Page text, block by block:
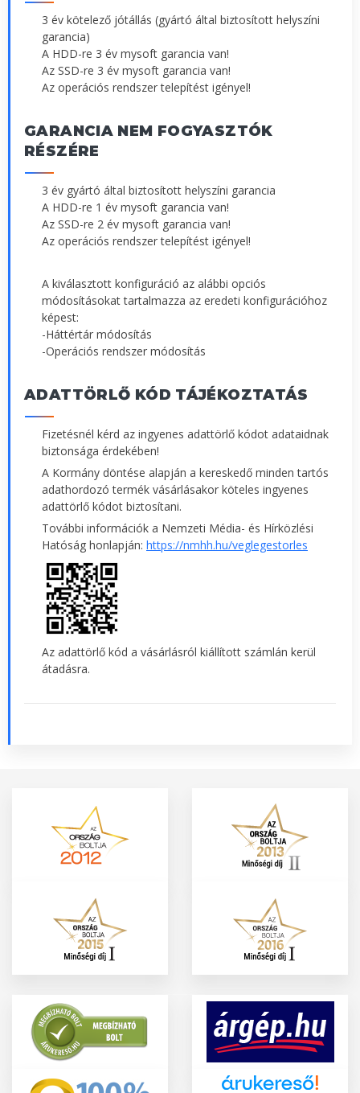
3 év kötelező jótállás (gyártó által biztosított helyszíni
garancia)
A HDD-re 3 év mysoft garancia van!
Az SSD-re 3 év mysoft garancia van!
Az operációs rendszer telepítést igényel!
GARANCIA NEM FOGYASZTÓK
RÉSZÉRE
3 év gyártó által biztosított helyszíni garancia
A HDD-re 1 év mysoft garancia van!
Az SSD-re 2 év mysoft garancia van!
Az operációs rendszer telepítést igényel!
A kiválasztott konfiguráció az alábbi opciós
módosításokat tartalmazza az eredeti konfigurációhoz
képest:
-Háttértár módosítás
-Operációs rendszer módosítás
ADATTÖRLŐ KÓD TÁJÉKOZTATÁS
Fizetésnél kérd az ingyenes adattörlő kódot adataidnak
biztonsága érdekében!
A Kormány döntése alapján a kereskedő minden tartós
adathordozó termék vásárlásakor köteles ingyenes
adattörlő kódot biztosítani.
További információk a Nemzeti Média- és Hírközlési
Hatóság honlapján: https://nmhh.hu/veglegestorles
Az adattörlő kód a vásárlásról kiállított számlán kerül
átadásra.